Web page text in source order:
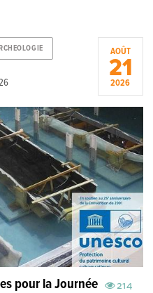
AOÛT
21
2026
214
pour la Journée